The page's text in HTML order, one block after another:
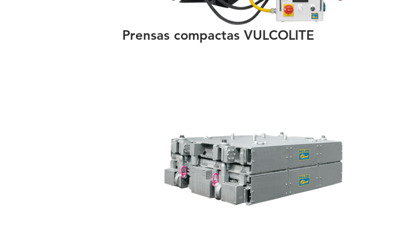
Prensas compactas VULCOLITE